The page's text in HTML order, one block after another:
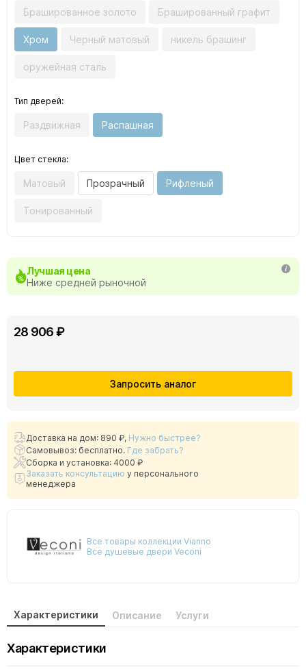
Брашированное золото Брашированный графит
Хром Черный матовый никель брашинг
оружейная сталь
Тип дверей:
Раздвижная Распашная
Цвет стекла:
Матовый Прозрачный Рифленый
Тонированный
Лучшая цена
Ниже средней рыночной
28 906 ₽
Запросить аналог
Доставка на дом: 890 ₽, Нужно быстрее?
Самовывоз: бесплатно. Где забрать?
Сборка и установка: 4000 ₽
Заказать консультацию у персонального
менеджера
Все товары коллекции Vianno
Все душевые двери Veconi
Характеристики Описание Услуги
Характеристики